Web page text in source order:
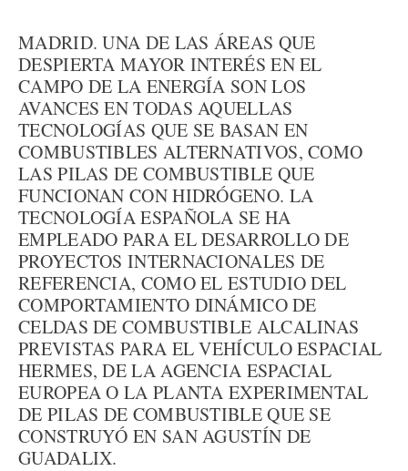
MADRID. UNA DE LAS ÁREAS QUE
DESPIERTA MAYOR INTERÉS EN EL
CAMPO DE LA ENERGÍA SON LOS
AVANCES EN TODAS AQUELLAS
TECNOLOGÍAS QUE SE BASAN EN
COMBUSTIBLES ALTERNATIVOS, COMO
LAS PILAS DE COMBUSTIBLE QUE
FUNCIONAN CON HIDRÓGENO. LA
TECNOLOGÍA ESPAÑOLA SE HA
EMPLEADO PARA EL DESARROLLO DE
PROYECTOS INTERNACIONALES DE
REFERENCIA, COMO EL ESTUDIO DEL
COMPORTAMIENTO DINÁMICO DE
CELDAS DE COMBUSTIBLE ALCALINAS
PREVISTAS PARA EL VEHÍCULO ESPACIAL
HERMES, DE LA AGENCIA ESPACIAL
EUROPEA O LA PLANTA EXPERIMENTAL
DE PILAS DE COMBUSTIBLE QUE SE
CONSTRUYÓ EN SAN AGUSTÍN DE
GUADALIX.